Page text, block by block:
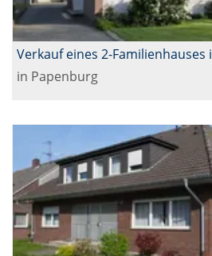
in Papenburg